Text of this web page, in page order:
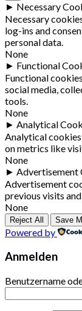
► Necessary
Necessary
log-ins and
personal data.
None
► Functional
Functional
social media,
tools.
None
► Analytical
Analytical
on metrics like
None
► Advertisement
Advertisement
previous visits
None
Reject All Save
Powered by
Anmelden
Benutzername